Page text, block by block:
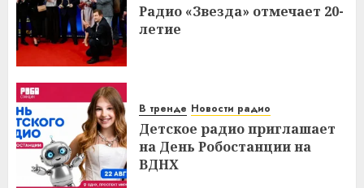
Радио «Звезда» отмечает 20-
летие
В тренде Новости радио
Детское радио приглашает
на День Робостанции на
ВДНХ